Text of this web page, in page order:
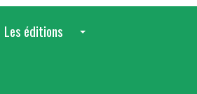
Les éditions